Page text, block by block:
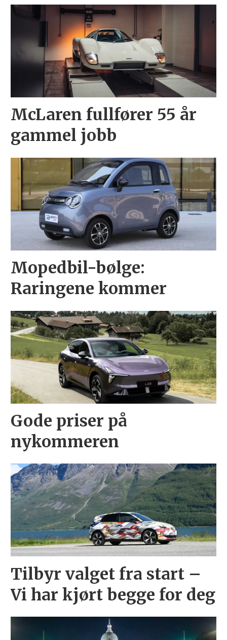
McLaren fullfører 55 år
gammel jobb
Mopedbil-bølge:
Raringene kommer
Gode priser på
nykommeren
Tilbyr valget fra start –
Vi har kjørt begge for deg